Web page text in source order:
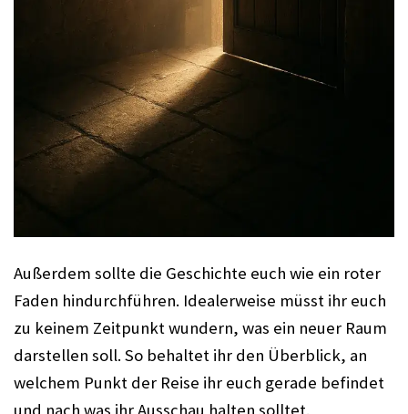
Außerdem sollte die Geschichte euch wie ein roter
Faden hindurchführen. Idealerweise müsst ihr euch
zu keinem Zeitpunkt wundern, was ein neuer Raum
darstellen soll. So behaltet ihr den Überblick, an
welchem Punkt der Reise ihr euch gerade befindet